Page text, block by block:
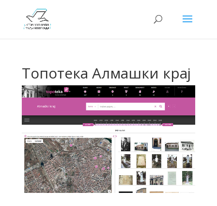
Топотека Алмашки крај